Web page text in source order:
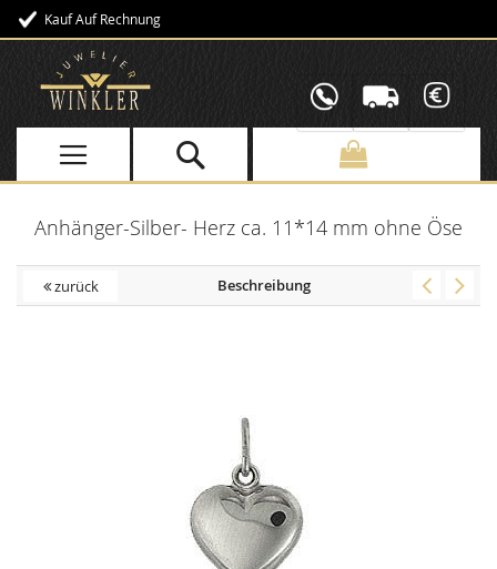
Kauf Auf Rechnung
Direkt
Inhalt
Anhänger-Silber- Herz ca. 11*14 mm ohne Öse
zurück Beschreibung